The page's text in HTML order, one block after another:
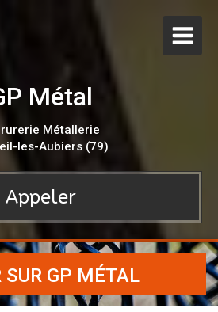
Métal
Métallerie
les-Aubiers (79)
Appeler
SUR GP MÉTAL